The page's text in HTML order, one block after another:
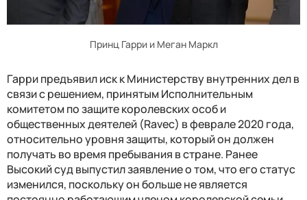
Принц Гарри и Меган Маркл
Гарри предъявил иск к Министерству внутренних дел в
связи с решением, принятым Исполнительным
комитетом по защите королевских особ и
общественных деятелей (Ravec) в феврале 2020 года,
относительно уровня защиты, который он должен
получать во время пребывания в стране. Ранее
Высокий суд выпустил заявление о том, что его статус
изменился, поскольку он больше не является